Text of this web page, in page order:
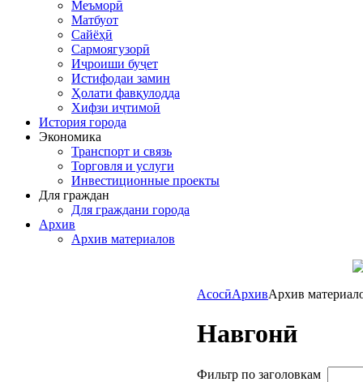
Меъморӣ
Матбуот
Сайёҳӣ
Сармоягузорӣ
Иҷроиши буҷет
Истифодаи замин
Ҳолати фавқулодда
Хифзи иҷтимоӣ
История города
Экономика
Транспорт и связь
Торговля и услуги
Инвестиционные проекты
Для граждан
Для граждани города
Архив
Архив материалов
АсосӣАрхивАрхив
Навгонӣ
Фильтр по заголовкам